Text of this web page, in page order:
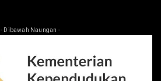
- Dibawah Naungan -